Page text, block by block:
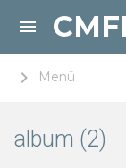

keyboard_arrow_right Menü
album (2)